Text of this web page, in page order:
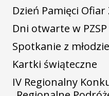
Dzień Pamięci
Dni otwarte w PZSP
Spotkanie z
Kartki świąteczne
IV Regionalny